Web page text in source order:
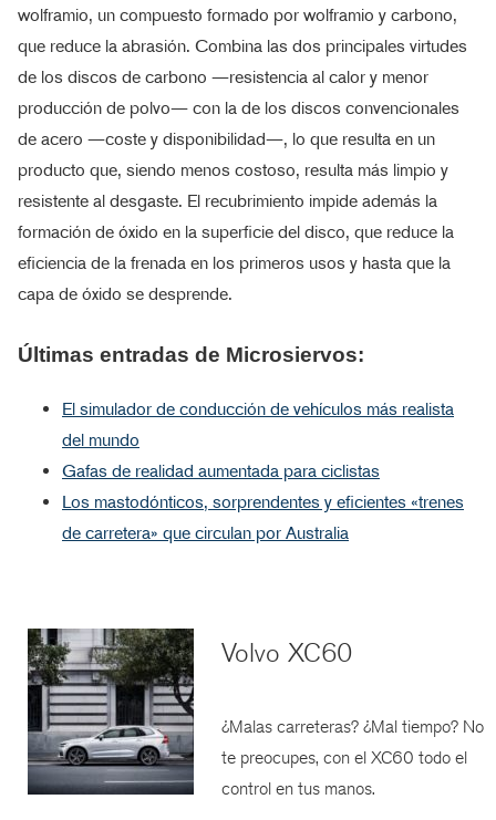
wolframio, un compuesto formado por wolframio y carbono,
que reduce la abrasión. Combina las dos principales virtudes
de los discos de carbono —resistencia al calor y menor
producción de polvo— con la de los discos convencionales
de acero —coste y disponibilidad—, lo que resulta en un
producto que, siendo menos costoso, resulta más limpio y
resistente al desgaste. El recubrimiento impide además la
formación de óxido en la superficie del disco, que reduce la
eficiencia de la frenada en los primeros usos y hasta que la
capa de óxido se desprende.
Últimas entradas de Microsiervos:
El simulador de conducción de vehículos más realista
del mundo
Gafas de realidad aumentada para ciclistas
Los mastodónticos, sorprendentes y eficientes «trenes
de carretera» que circulan por Australia
Volvo XC60
¿Malas carreteras? ¿Mal tiempo? No
te preocupes, con el XC60 todo el
control en tus manos.